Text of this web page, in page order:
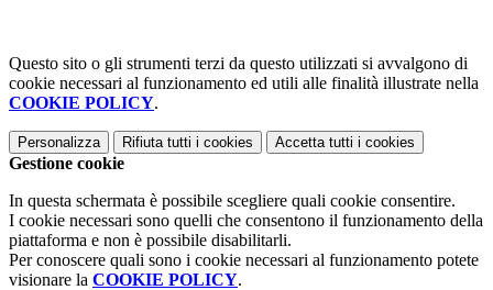
Questo sito o gli strumenti terzi da questo utilizzati si avvalgono di
cookie necessari al funzionamento ed utili alle finalità illustrate nella
COOKIE POLICY.
Personalizza Rifiuta tutti i cookies Accetta tutti i cookies
Gestione cookie
In questa schermata è possibile scegliere quali cookie consentire.
I cookie necessari sono quelli che consentono il funzionamento della
piattaforma e non è possibile disabilitarli.
Per conoscere quali sono i cookie necessari al funzionamento potete
visionare la COOKIE POLICY.